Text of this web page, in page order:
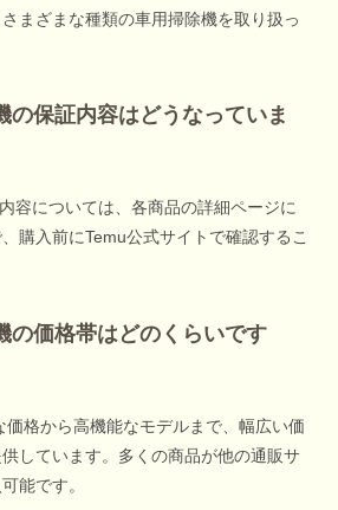
まざまな種類の車用掃除機を取り扱っ
の保証内容はどうなっていま
容については、各商品の詳細ページに
購入前にTemu公式サイトで確認するこ
の価格帯はどのくらいです
価格から高機能なモデルまで、幅広い価
しています。多くの商品が他の通販サ
能です。